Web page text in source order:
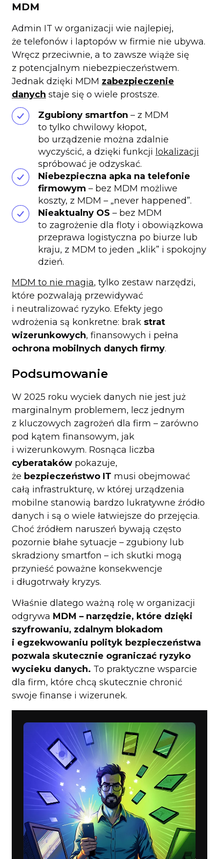
MDM
Admin IT w organizacji wie najlepiej,
że telefonów i laptopów w firmie nie ubywa.
Wręcz przeciwnie, a to zawsze wiąże się
z potencjalnym niebezpieczeństwem.
Jednak dzięki MDM zabezpieczenie
danych staje się o wiele prostsze.
Zgubiony smartfon – z MDM
to tylko chwilowy kłopot,
bo urządzenie można zdalnie
wyczyścić, a dzięki funkcji lokalizacji
spróbować je odzyskać.
Niebezpieczna apka na telefonie
firmowym – bez MDM możliwe
koszty, z MDM – „never happened”.
Nieaktualny OS – bez MDM
to zagrożenie dla floty i obowiązkowa
przeprawa logistyczna po biurze lub
kraju, z MDM to jeden „klik” i spokojny
dzień.
MDM to nie magia, tylko zestaw narzędzi,
które pozwalają przewidywać
i neutralizować ryzyko. Efekty jego
wdrożenia są konkretne: brak strat
wizerunkowych, finansowych i pełna
ochrona mobilnych danych firmy.
Podsumowanie
W 2025 roku wyciek danych nie jest już
marginalnym problemem, lecz jednym
z kluczowych zagrożeń dla firm – zarówno
pod kątem finansowym, jak
i wizerunkowym. Rosnąca liczba
cyberataków pokazuje,
że bezpieczeństwo IT musi obejmować
całą infrastrukturę, w której urządzenia
mobilne stanowią bardzo lukratywne źródło
danych i są o wiele łatwiejsze do przejęcia.
Choć źródłem naruszeń bywają często
pozornie błahe sytuacje – zgubiony lub
skradziony smartfon – ich skutki mogą
przynieść poważne konsekwencje
i długotrwały kryzys.
Właśnie dlatego ważną rolę w organizacji
odgrywa MDM – narzędzie, które dzięki
szyfrowaniu, zdalnym blokadom
i egzekwowaniu polityk bezpieczeństwa
pozwala skutecznie ograniczać ryzyko
wycieku danych. To praktyczne wsparcie
dla firm, które chcą skutecznie chronić
swoje finanse i wizerunek.